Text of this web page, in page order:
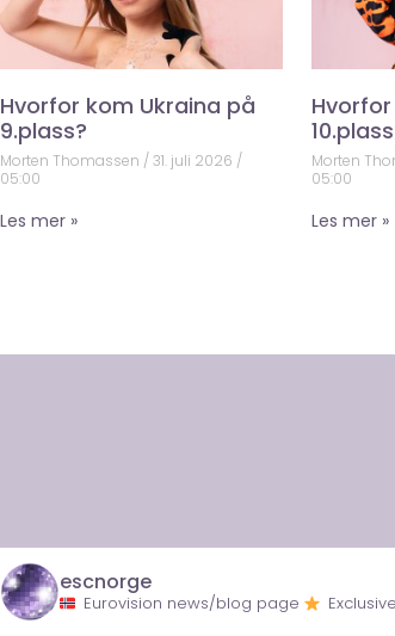
Hvorfor kom Ukraina på
9.plass?
Morten Thomassen
31. juli 2026
05:00
Les mer »
Morten
05:00
Les mer »
escnorge
Eurovision news/blog page